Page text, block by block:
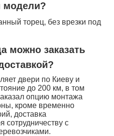
модели?
торец, без врезки под
можно заказать
двери по Киеву и
до 200 км, в том
опцию монтажа
кроме временно
доставка
сотрудничеству с